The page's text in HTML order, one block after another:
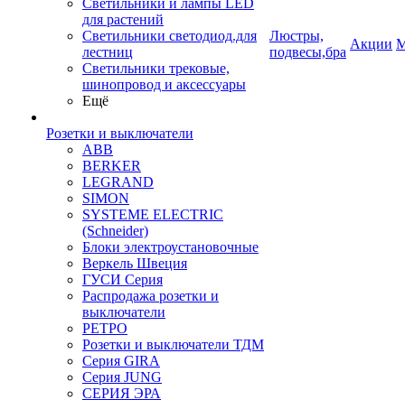
Светильники и лампы LED
для растений
Светильники светодиод.для
лестниц
Светильники трековые,
шинопровод и аксессуары
Ещё
Розетки и выключатели
ABB
BERKER
LEGRAND
SIMON
SYSTEME ELECTRIC
(Schneider)
Блоки электроустановочные
Веркель Швеция
ГУСИ Серия
Распродажа розетки и
выключатели
РЕТРО
Розетки и выключатели ТДМ
Серия GIRA
Серия JUNG
СЕРИЯ ЭРА
Люстры,
подвесы,бра
Акции